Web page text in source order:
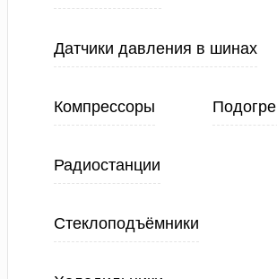
Датчики давления в шинах
Компрессоры
Радиостанции
Стеклоподъёмники